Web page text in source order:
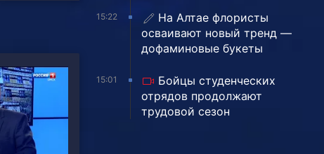
15:22
На Алтае флористы
осваивают новый тренд —
дофаминовые букеты
15:01
Бойцы студенческих
отрядов продолжают
трудовой сезон